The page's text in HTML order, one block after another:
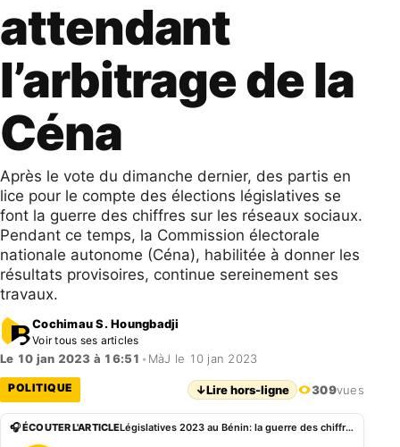
attendant
l’arbitrage de la
Céna
Après le vote du dimanche dernier, des partis en
lice pour le compte des élections législatives se
font la guerre des chiffres sur les réseaux sociaux.
Pendant ce temps, la Commission électorale
nationale autonome (Céna), habilitée à donner les
résultats provisoires, continue sereinement ses
travaux.
Cochimau S. Houngbadji
Voir tous ses articles
Le 10 jan 2023 à 16:51 • MàJ le 10 jan 2023
POLITIQUE ↓Lire hors-ligne 309vues
🎧 ÉCOUTER L'ARTICLE Législatives 2023 au Bénin: la guerre des chiffres en attendant l’arbitrage de la Céna